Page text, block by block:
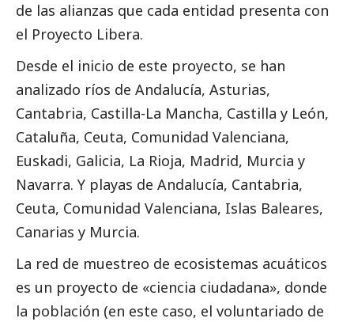
de las alianzas que cada entidad presenta con
el Proyecto Libera.
Desde el inicio de este proyecto, se han
analizado ríos de Andalucía, Asturias,
Cantabria, Castilla-La Mancha, Castilla y León,
Cataluña, Ceuta, Comunidad Valenciana,
Euskadi, Galicia, La Rioja, Madrid, Murcia y
Navarra. Y playas de Andalucía, Cantabria,
Ceuta, Comunidad Valenciana, Islas Baleares,
Canarias y Murcia.
La red de muestreo de ecosistemas acuáticos
es un proyecto de «ciencia ciudadana», donde
la población (en este caso, el voluntariado de